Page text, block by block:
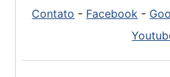
Contato - Facebook -